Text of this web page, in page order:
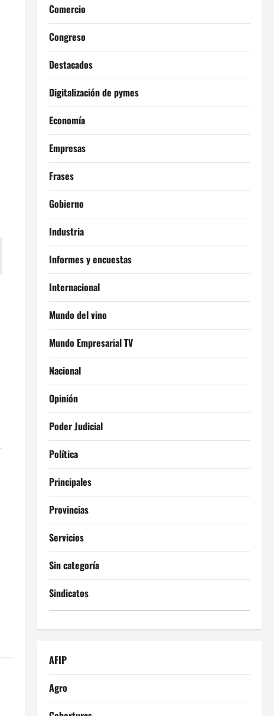
Comercio
Congreso
Destacados
Digitalización de pymes
Economía
Empresas
Frases
Gobierno
Industria
Informes y encuestas
Internacional
Mundo del vino
Mundo Empresarial TV
Nacional
Opinión
Poder Judicial
Política
Principales
Provincias
Servicios
Sin categoría
Sindicatos
AFIP
Agro